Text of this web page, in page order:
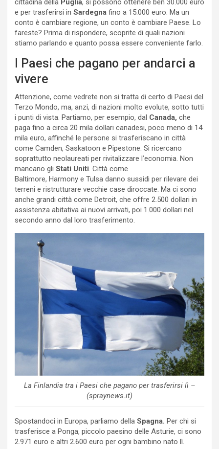
cittadina della Puglia, si possono ottenere ben 30.000 euro
e per trasferirsi in Sardegna fino a 15.000 euro. Ma un
conto è cambiare regione, un conto è cambiare Paese. Lo
fareste? Prima di rispondere, scoprite di quali nazioni
stiamo parlando e quanto possa essere conveniente farlo.
I Paesi che pagano per andarci a
vivere
Attenzione, come vedrete non si tratta di certo di Paesi del
Terzo Mondo, ma, anzi, di nazioni molto evolute, sotto tutti
i punti di vista. Partiamo, per esempio, dal Canada, che
paga fino a circa 20 mila dollari canadesi, poco meno di 14
mila euro, affinché le persone si trasferiscano in città
come Camden, Saskatoon e Pipestone. Si ricercano
soprattutto neolaureati per rivitalizzare l’economia. Non
mancano gli Stati Uniti. Città come
Baltimore, Harmony e Tulsa danno sussidi per rilevare dei
terreni e ristrutturare vecchie case diroccate. Ma ci sono
anche grandi città come Detroit, che offre 2.500 dollari in
assistenza abitativa ai nuovi arrivati, poi 1.000 dollari nel
secondo anno dal loro trasferimento.
La Finlandia tra i Paesi che pagano per trasferirsi lì –
(spraynews.it)
Spostandoci in Europa, parliamo della Spagna. Per chi si
trasferisce a Ponga, piccolo paesino delle Asturie, ci sono
2.971 euro e altri 2.600 euro per ogni bambino nato lì.